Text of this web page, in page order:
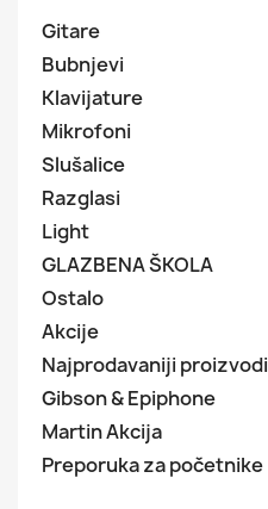
Gitare
Bubnjevi
Klavijature
Mikrofoni
Slušalice
Razglasi
Light
GLAZBENA ŠKOLA
Ostalo
Akcije
Najprodavaniji proizvodi
Gibson & Epiphone
Martin Akcija
Preporuka za početnike